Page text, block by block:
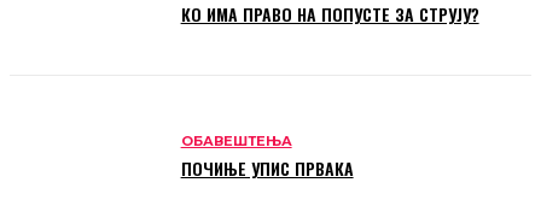
КО ИМА ПРАВО НА ПОПУСТЕ ЗА СТРУЈУ?
ОБАВЕШТЕЊА
ПОЧИЊЕ УПИС ПРВАКА